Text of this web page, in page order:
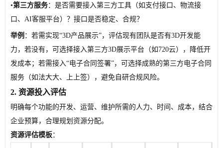
•第三方服务：是否需要接入第三方工具（如支付接口、物流接
口、AI客服平台）？接口是否稳定、合规？
举例 ：若需实现“3D产品展示”，评估现有团队是否有3D开发能
力，若没有，可选择接入第三方3D展示平台（如720云），降低开
发成本；若需接入“电子合同签署”，可选择成熟的第三方电子合同
服务（如法大大、上上签），避免自研合规风险。
2. 资源投入评估
明确每个功能的开发、运营、维护所需的人力、时间、成本，结合
企业预算，合理规划资源分配。
资源评估模板：